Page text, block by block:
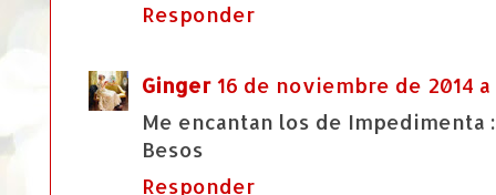
Responder
Ginger 16 de noviembre de 2014 a
Me encantan los de Impedimenta
Besos
Responder